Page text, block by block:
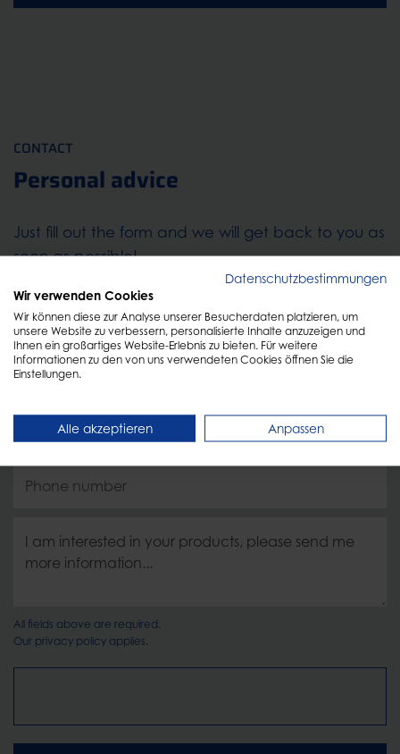
CONTACT
Personal advice
Just fill out the form and we will get back to you as
soon as possible!
All fields above are required.
Our privacy policy applies.
Datenschutzbestimmungen
Wir verwenden Cookies
Wir können diese zur Analyse unserer Besucherdaten platzieren, um
unsere Website zu verbessern, personalisierte Inhalte anzuzeigen und
Ihnen ein großartiges Website-Erlebnis zu bieten. Für weitere
Informationen zu den von uns verwendeten Cookies öffnen Sie die
Einstellungen.
Alle akzeptieren Anpassen